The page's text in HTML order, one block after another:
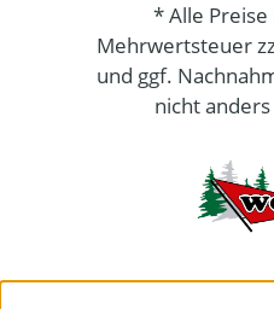
* Alle
Mehrwertsteuer
und ggf.
nicht